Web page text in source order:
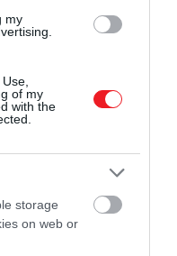
my
of my
with the
storage
on web or
tudható
Szövetség
rendbontás,
480. úton.
is